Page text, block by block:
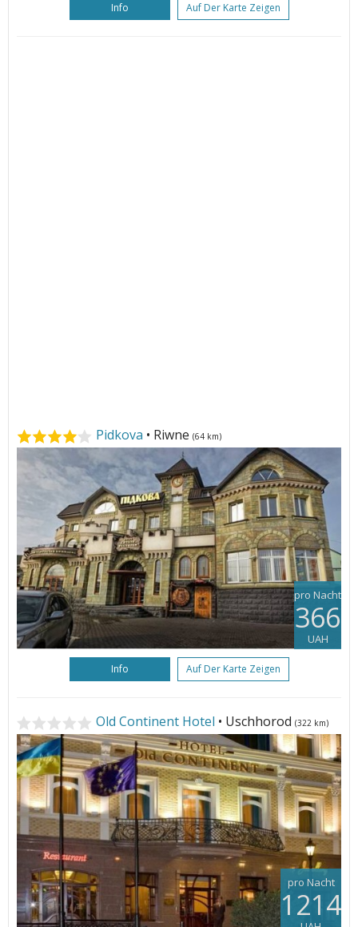
Info Auf Der Karte Zeigen
Pidkova • Riwne (64 km)
pro Nacht
366
UAH
Info Auf Der Karte Zeigen
Old Continent Hotel • Uschhorod (322 km)
pro Nacht
1214